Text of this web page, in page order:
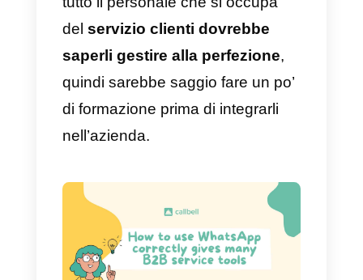
L’ultimo fattore è il più importante
e quello che determina
definitivamente il prezzo finale: la
negoziazione del prezzo dipende
di entrambe le società.
influenze competitive, fattori di
rischio finanziario, strategie,